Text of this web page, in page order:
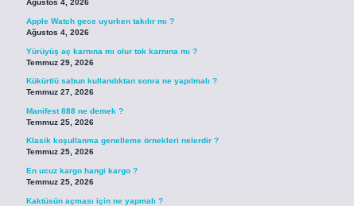
Ağustos 4, 2026
Apple Watch gece uyurken takılır mı ?
Ağustos 4, 2026
Yürüyüş aç karnına mı olur tok karnına mı ?
Temmuz 29, 2026
Kükürtlü sabun kullandıktan sonra ne yapılmalı ?
Temmuz 27, 2026
Manifest 888 ne demek ?
Temmuz 25, 2026
Klasik koşullanma genelleme örnekleri nelerdir ?
Temmuz 25, 2026
En ucuz kargo hangi kargo ?
Temmuz 25, 2026
Kaktüsün açması için ne yapmalı ?